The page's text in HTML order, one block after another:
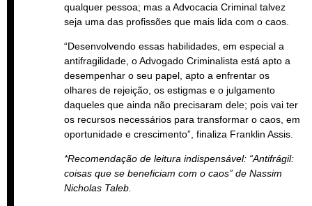
qualquer pessoa; mas a Advocacia Criminal talvez
seja uma das profissões que mais lida com o caos.
“Desenvolvendo essas habilidades, em especial a
antifragilidade, o Advogado Criminalista está apto a
desempenhar o seu papel, apto a enfrentar os
olhares de rejeição, os estigmas e o julgamento
daqueles que ainda não precisaram dele; pois vai ter
os recursos necessários para transformar o caos, em
oportunidade e crescimento”, finaliza Franklin Assis.
*Recomendação de leitura indispensável: “Antifrágil:
coisas que se beneficiam com o caos” de Nassim
Nicholas Taleb.